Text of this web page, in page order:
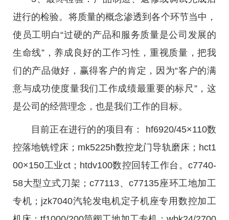
进行的检验。将质量的概念渗透到各个环节当中，
使员工明白“过硬的产品和服务质量是公司发展的
生命线”，养成良好的工作习性，重视质量，把我
们的产品做好，赢得客户的肯定，因为“客户的满
意与成功使度量我们工作成绩最重要的标尺”，这
是公司的经营理念，也是我们工作的目标。
目前正在进行的的项目有： hf6920/45×110数
控落地铣镗床；mk5225h数控龙门导轨磨床；hct1
00×150工业ct；htdv100数控回转工作台。c7740-
58大型立式刀架；c77113、c77135座环工地加工
专机；jzk7040汽轮发电机定子机座专用数控加工